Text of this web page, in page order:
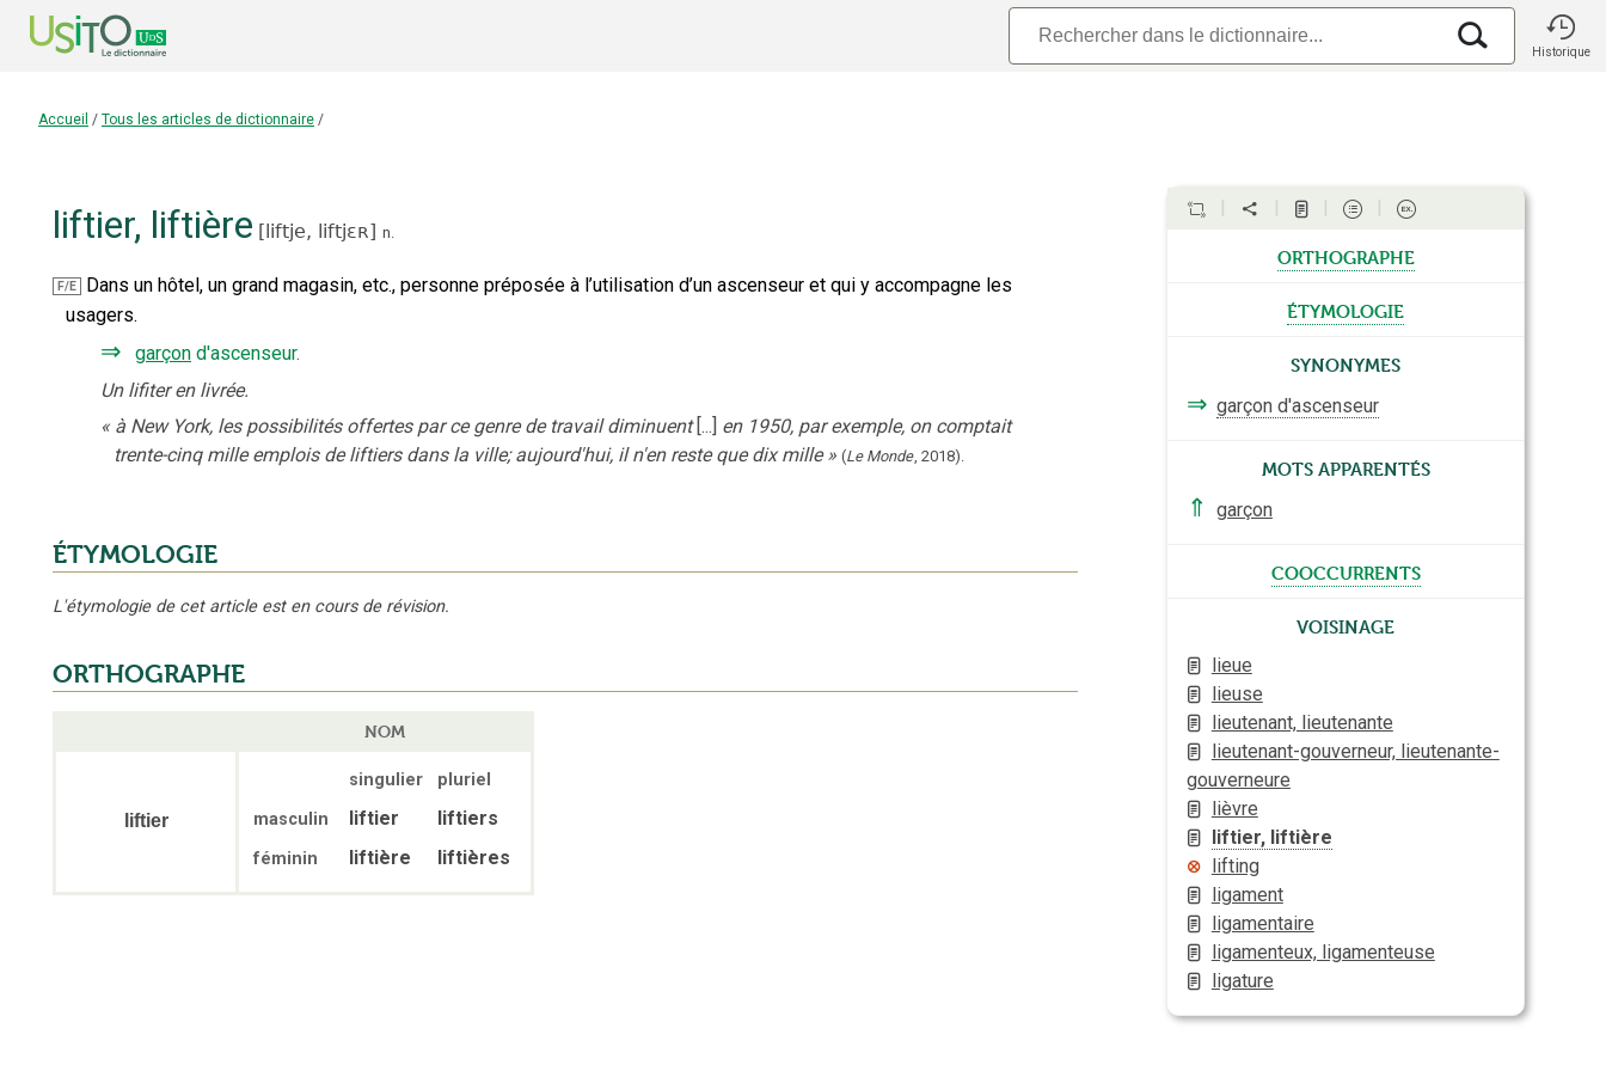
Historique
Accueil / Tous les articles de dictionnaire /
liftier, liftière [liftje, liftjɛʀ] n.
F/E
Dans un hôtel, un grand magasin, etc., personne préposée à l’utilisation d’un ascenseur et qui y accompagne les
usagers.
⇒ garçon d'ascenseur.
Un lifiter en livrée.
« à New York, les possibilités offertes par ce genre de travail diminuent [...] en 1950, par exemple, on comptait
trente-cinq mille emplois de liftiers dans la ville; aujourd'hui, il n'en reste que dix mille » (Le Monde 2018).
ÉTYMOLOGIE
L'étymologie de cet article est en cours de révision.
ORTHOGRAPHE
NOM
liftier
singulier
pluriel
masculin
liftier liftiers
féminin liftière liftières
orthographe
étymologie
Synonymes
⇒ garçon d'ascenseur
Mots apparentés
⇑
garçon
cooccurrents
Voisinage
lieue
lieuse
lieutenant, lieutenante
lieutenant-gouverneur, lieutenante-
gouverneure
lièvre
liftier, liftière
lifting
ligament
ligamentaire
ligamenteux, ligamenteuse
ligature